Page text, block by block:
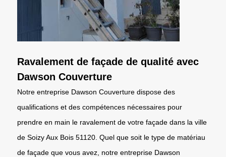
Ravalement de façade de qualité avec
Dawson Couverture
Notre entreprise Dawson Couverture dispose des
qualifications et des compétences nécessaires pour
prendre en main le ravalement de votre façade dans la ville
de Soizy Aux Bois 51120. Quel que soit le type de matériau
de façade que vous avez, notre entreprise Dawson